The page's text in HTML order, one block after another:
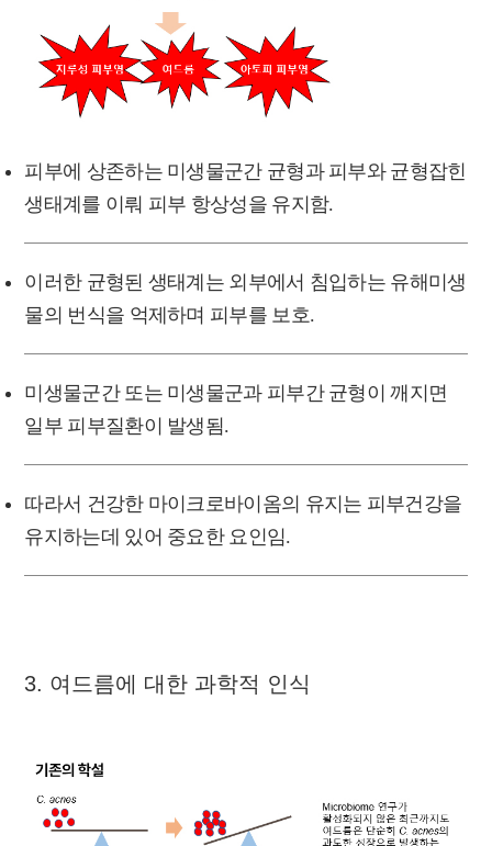
피부에 상존하는 미생물군간 균형과 피부와 균형잡힌
생태계를 이뤄 피부 항상성을 유지함.
이러한 균형된 생태계는 외부에서 침입하는 유해미생
물의 번식을 억제하며 피부를 보호.
미생물군간 또는 미생물군과 피부간 균형이 깨지면
일부 피부질환이 발생됨.
따라서 건강한 마이크로바이옴의 유지는 피부건강을
유지하는데 있어 중요한 요인임.
3. 여드름에 대한 과학적 인식